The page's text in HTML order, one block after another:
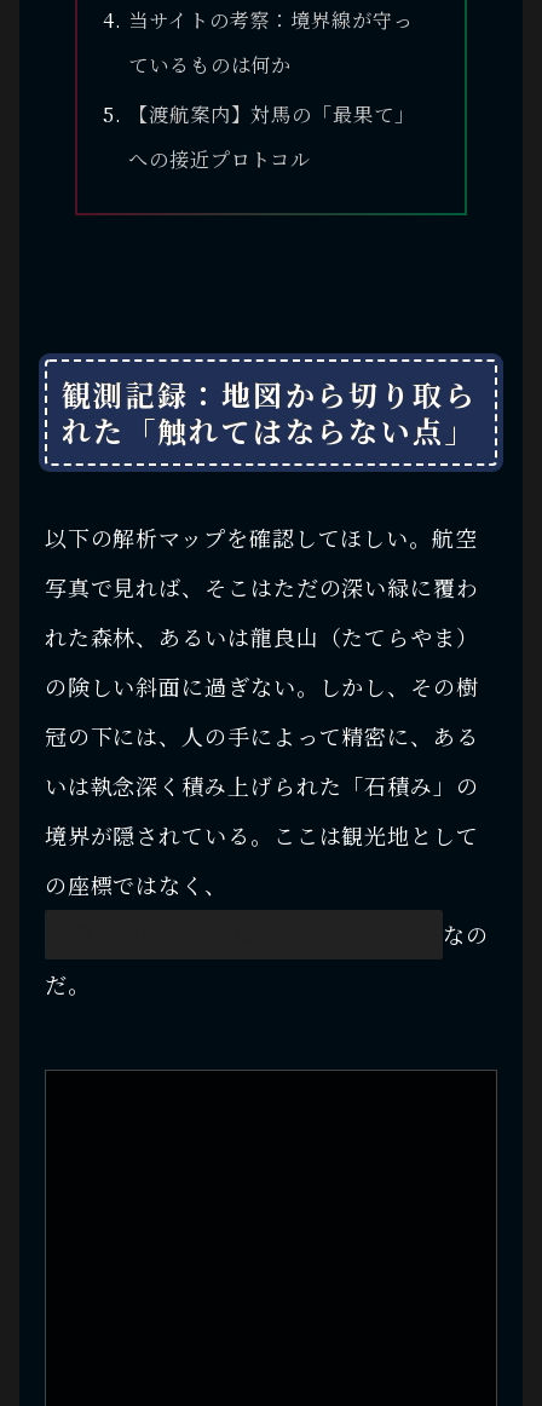
当サイトの考察：境界線が守っ
ているものは何か
【渡航案内】対馬の「最果て」
への接近プロトコル
観測記録：地図から切り取ら
れた「触れてはならない点」
以下の解析マップを確認してほしい。航空
写真で見れば、そこはただの深い緑に覆わ
れた森林、あるいは龍良山（たてらやま）
の険しい斜面に過ぎない。しかし、その樹
冠の下には、人の手によって精密に、ある
いは執念深く積み上げられた「石積み」の
境界が隠されている。ここは観光地として
の座標ではなく、
なの
だ。